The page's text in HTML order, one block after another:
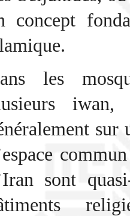
concept
les
iwan,
sur
sont